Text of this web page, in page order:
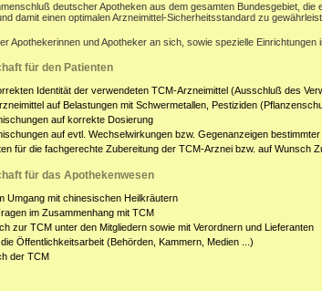
deutscher Apotheken aus dem gesamten Bundesgebiet,
damit einen optimalen Arzneimittel-Sicherheitsstandard zu
Apothekerinnen und Apotheker an sich, sowie spezielle Einrichtungen
für den Patienten
Identität der verwendeten TCM-Arzneimittel (Ausschluß des
auf Belastungen mit Schwermetallen, Pestiziden
auf korrekte Dosierung
auf evtl. Wechselwirkungen bzw. Gegenanzeigen
für die fachgerechte Zubereitung der TCM-Arznei bzw. auf Wunsch
für das Apothekenwesen
Umgang mit chinesischen Heilkräutern
im Zusammenhang mit TCM
zur TCM unter den Mitgliedern sowie mit Verordnern und Lieferanten
Öffentlichkeitsarbeit (Behörden, Kammern, Medien ...)
der TCM